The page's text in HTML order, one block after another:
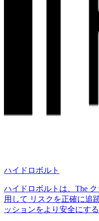
ハイドロボルト
ハイドロボルトは、The
用して リスクを正確に追
ッションをより安全にす